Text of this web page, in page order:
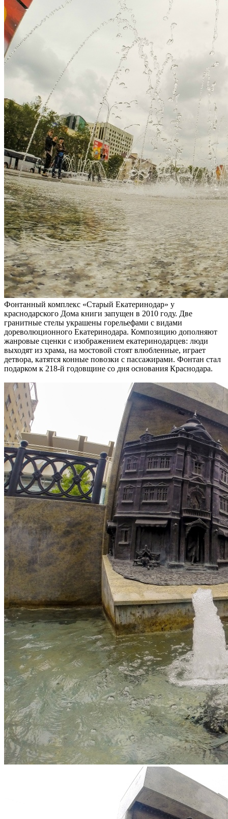
Фонтанный комплекс «Старый Екатеринодар» у
краснодарского Дома книги запущен в 2010 году. Две
гранитные стелы украшены горельефами с видами
дореволюционного Екатеринодара. Композицию дополняют
жанровые сценки с изображением екатеринодарцев: люди
выходят из храма, на мостовой стоят влюбленные, играет
детвора, катятся конные повозки с пассажирами. Фонтан стал
подарком к 218-й годовщине со дня основания Краснодара.